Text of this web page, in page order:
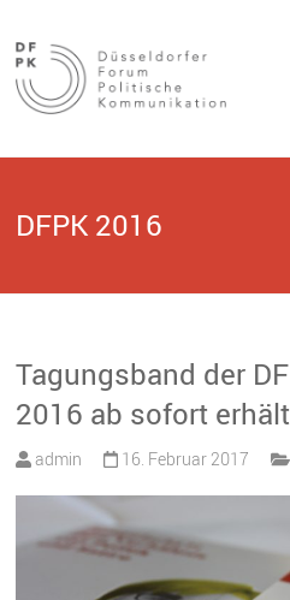
Düsseldorfer
Forum
Politische
Kommunikation
Studentisch
organisierte
Fachtagung zu
Themen der
Kommunikation.
DFPK 2016
Tagungsband der
2016 ab sofort
admin 16. Februar 2017